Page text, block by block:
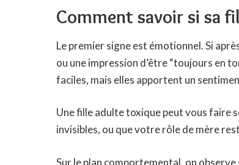
Comment savoir si sa
Le premier signe est émotionnel. Si
ou une impression d’être “toujours en
faciles, mais elles apportent un
Une fille adulte toxique peut vous faire
invisibles, ou que votre rôle de mère
Sur le plan comportemental, on